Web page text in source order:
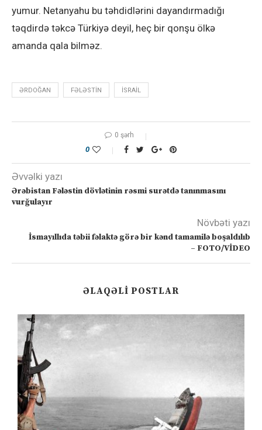
yumur. Netanyahu bu təhdidlərini dayandırmadığı
təqdirdə təkcə Türkiyə deyil, heç bir qonşu ölkə
amanda qala bilməz.
ƏRDOĞAN FƏLƏSTIN ISRAIL
0 şərh
0
Əvvəlki yazı
Ərəbistan Fələstin dövlətinin rəsmi surətdə tanınmasını
vurğulayır
Növbəti yazı
İsmayıllıda təbii fəlaktə görə bir kənd tamamilə boşaldılıb
– FOTO/VİDEO
ƏLAQƏLI POSTLAR